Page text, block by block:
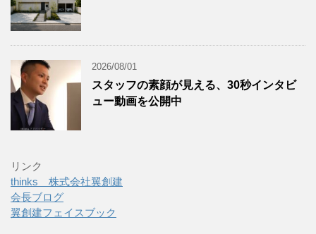
2026/08/01
スタッフの素顔が見える、30秒インタビ
ュー動画を公開中
リンク
thinks 株式会社翼創建
会長ブログ
翼創建フェイスブック